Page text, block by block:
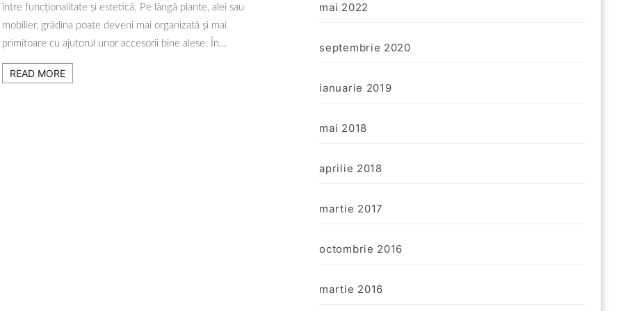
între funcționalitate și estetică. Pe lângă plante, alei sau
mobilier, grădina poate deveni mai organizată și mai
primitoare cu ajutorul unor accesorii bine alese. În…
READ MORE
mai 2022
septembrie 2020
ianuarie 2019
mai 2018
aprilie 2018
martie 2017
octombrie 2016
martie 2016